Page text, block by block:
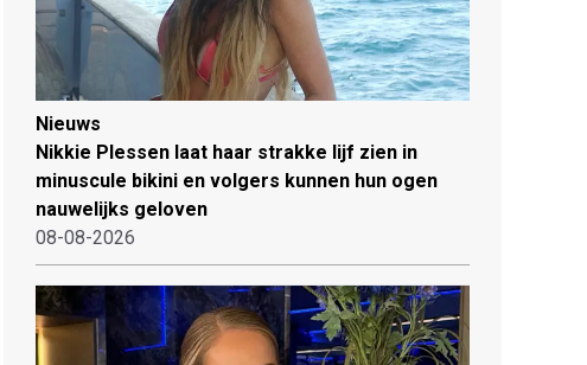
Nieuws
Nikkie Plessen laat haar strakke lijf zien in
minuscule bikini en volgers kunnen hun ogen
nauwelijks geloven
08-08-2026